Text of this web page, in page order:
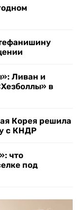
Ливан и
в
Корея решила
с КНДР
что
под